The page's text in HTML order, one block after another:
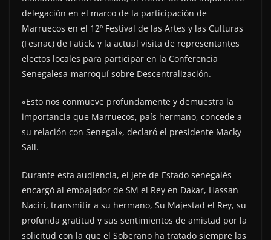
delegación en el marco de la participación de
Marruecos en el 12º Festival de las Artes y las Culturas
(Fesnac) de Fatick, y la actual visita de representantes
electos locales para participar en la Conferencia
Senegalesa-marroquí sobre Descentralización.
«Esto nos conmueve profundamente y demuestra la
importancia que Marruecos, país hermano, concede a
su relación con Senegal», declaró el presidente Macky
Sall.
Durante esta audiencia, el jefe de Estado senegalés
encargó al embajador de SM el Rey en Dakar, Hassan
Naciri, transmitir a su hermano, Su Majestad el Rey, su
profunda gratitud y sus sentimientos de amistad por la
solicitud con la que el Soberano ha tratado siempre las